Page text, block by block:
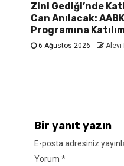
Zini Gediği’nde
Can Anılacak:
Programına
6 Ağustos 2026 Alevi
Bir yanıt yazın
E-posta adresiniz
Yorum *